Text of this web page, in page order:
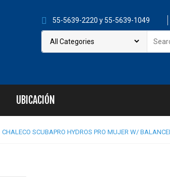
55-5639-2220 y 55-5639-1049
for:
UBICACIÓN
CHALECO SCUBAPRO HYDROS PRO MUJER W/